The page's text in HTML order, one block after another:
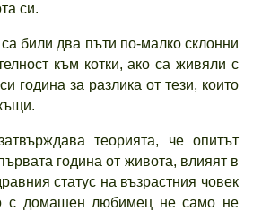
си.
били два пъти по-малко склонни
към котки, ако са живяли с
година за разлика от тези, които
теорията, че опитът
година от живота, влияят в
статус на възрастния човек
с домашен любимец не само не